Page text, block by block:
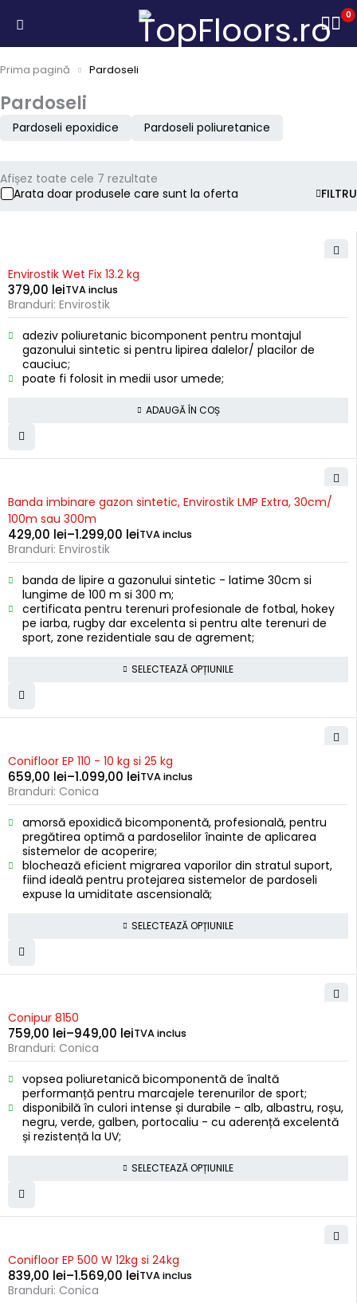
0
Pardoseli
Prima pagină Pardoseli
Pardoseli epoxidice Pardoseli poliuretanice
FILTRU
Afișez toate cele 7 rezultate
Arata doar produsele care sunt la oferta
Envirostik Wet Fix 13.2 kg
379,00 leiTVA inclus
Branduri: Envirostik
adeziv poliuretanic bicomponent pentru montajul
gazonului sintetic si pentru lipirea dalelor/ placilor de
cauciuc;
poate fi folosit in medii usor umede;
ADAUGĂ ÎN COȘ
Banda imbinare gazon sintetic, Envirostik LMP Extra, 30cm/
100m sau 300m
429,00 lei–1.299,00 leiTVA inclus
Branduri: Envirostik
banda de lipire a gazonului sintetic - latime 30cm si
lungime de 100 m si 300 m;
certificata pentru terenuri profesionale de fotbal, hokey
pe iarba, rugby dar excelenta si pentru alte terenuri de
sport, zone rezidentiale sau de agrement;
SELECTEAZĂ OPȚIUNILE
Conifloor EP 110 - 10 kg si 25 kg
659,00 lei–1.099,00 leiTVA inclus
Branduri: Conica
amorsă epoxidică bicomponentă, profesională, pentru
pregătirea optimă a pardoselilor înainte de aplicarea
sistemelor de acoperire;
blochează eficient migrarea vaporilor din stratul suport,
fiind ideală pentru protejarea sistemelor de pardoseli
expuse la umiditate ascensională;
SELECTEAZĂ OPȚIUNILE
Conipur 8150
759,00 lei–949,00 leiTVA inclus
Branduri: Conica
vopsea poliuretanică bicomponentă de înaltă
performanță pentru marcajele terenurilor de sport;
disponibilă în culori intense și durabile - alb, albastru, roșu,
negru, verde, galben, portocaliu - cu aderență excelentă
și rezistență la UV;
SELECTEAZĂ OPȚIUNILE
Conifloor EP 500 W 12kg si 24kg
839,00 lei–1.569,00 leiTVA inclus
Branduri: Conica